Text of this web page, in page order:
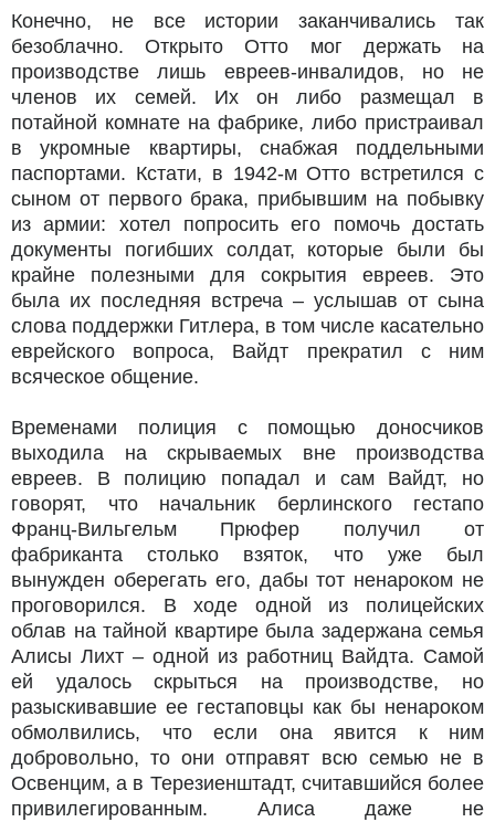
Конечно, не все истории заканчивались так
безоблачно. Открыто Отто мог держать на
производстве лишь евреев-инвалидов, но не
членов их семей. Их он либо размещал в
потайной комнате на фабрике, либо пристраивал
в укромные квартиры, снабжая поддельными
паспортами. Кстати, в 1942-м Отто встретился с
сыном от первого брака, прибывшим на побывку
из армии: хотел попросить его помочь достать
документы погибших солдат, которые были бы
крайне полезными для сокрытия евреев. Это
была их последняя встреча – услышав от сына
слова поддержки Гитлера, в том числе касательно
еврейского вопроса, Вайдт прекратил с ним
всяческое общение.
Временами полиция с помощью доносчиков
выходила на скрываемых вне производства
евреев. В полицию попадал и сам Вайдт, но
говорят, что начальник берлинского гестапо
Франц-Вильгельм Прюфер получил от
фабриканта столько взяток, что уже был
вынужден оберегать его, дабы тот ненароком не
проговорился. В ходе одной из полицейских
облав на тайной квартире была задержана семья
Алисы Лихт – одной из работниц Вайдта. Самой
ей удалось скрыться на производстве, но
разыскивавшие ее гестаповцы как бы ненароком
обмолвились, что если она явится к ним
добровольно, то они отправят всю семью не в
Освенцим, а в Терезиенштадт, считавшийся более
привилегированным. Алиса даже не